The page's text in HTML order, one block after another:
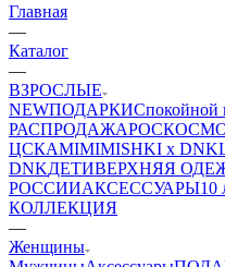
Главная
—
Каталог
—
ВЗРОСЛЫЕ
NEWПОДАРКИСпокойной
РАСПРОДАЖА
ЦСКАMIMIMISHKI x DNK
DNKДЕТИВЕРХНЯЯ
РОССИИАКСЕССУАРЫ10
КОЛЛЕКЦИЯ
—
Женщины